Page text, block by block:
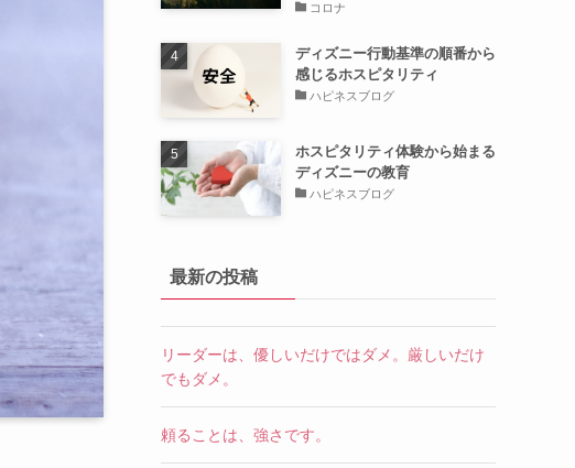
コロナ
ディズニー行動基準の順番から
感じるホスピタリティ
ハピネスブログ
ホスピタリティ体験から始まる
ディズニーの教育
ハピネスブログ
最新の投稿
リーダーは、優しいだけではダメ。厳しいだけ
でもダメ。
頼ることは、強さです。